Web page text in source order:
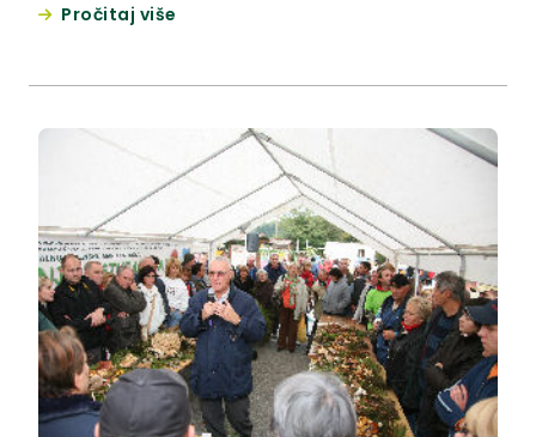
Zeleni cvijet sa zlatnim znakom 2009.”
Pročitaj više